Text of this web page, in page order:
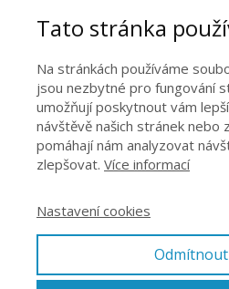
Tato stránka
Na stránkách používáme
jsou nezbytné pro fungování
umožňují poskytnout vám
návštěvě našich stránek nebo
pomáhají nám analyzovat
zlepšovat. Více informací
Nastavení cookies